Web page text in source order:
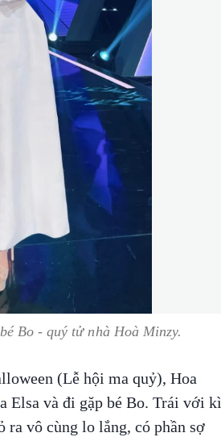
Bo - quý tử nhà Hoà Minzy.
(Lễ hội ma quỷ), Hoa
Elsa và đi gặp bé Bo. Trái với kì
vô cùng lo lắng, có phần sợ